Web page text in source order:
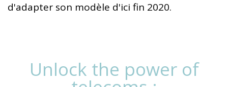
d'adapter son modèle d'ici fin 2020.
Unlock the power of